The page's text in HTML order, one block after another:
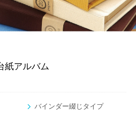
紙アルバム
バインダー綴じタイプ